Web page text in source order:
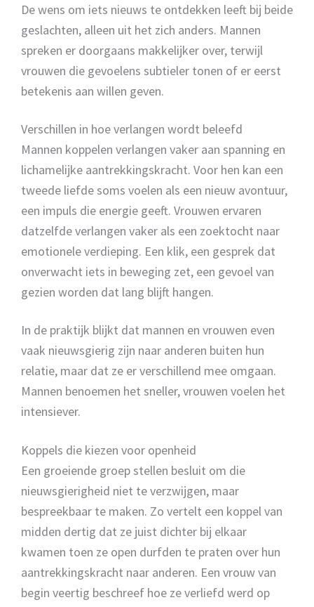
De wens om iets nieuws te ontdekken leeft bij beide
geslachten, alleen uit het zich anders. Mannen
spreken er doorgaans makkelijker over, terwijl
vrouwen die gevoelens subtieler tonen of er eerst
betekenis aan willen geven.
Verschillen in hoe verlangen wordt beleefd
Mannen koppelen verlangen vaker aan spanning en
lichamelijke aantrekkingskracht. Voor hen kan een
tweede liefde soms voelen als een nieuw avontuur,
een impuls die energie geeft. Vrouwen ervaren
datzelfde verlangen vaker als een zoektocht naar
emotionele verdieping. Een klik, een gesprek dat
onverwacht iets in beweging zet, een gevoel van
gezien worden dat lang blijft hangen.
In de praktijk blijkt dat mannen en vrouwen even
vaak nieuwsgierig zijn naar anderen buiten hun
relatie, maar dat ze er verschillend mee omgaan.
Mannen benoemen het sneller, vrouwen voelen het
intensiever.
Koppels die kiezen voor openheid
Een groeiende groep stellen besluit om die
nieuwsgierigheid niet te verzwijgen, maar
bespreekbaar te maken. Zo vertelt een koppel van
midden dertig dat ze juist dichter bij elkaar
kwamen toen ze open durfden te praten over hun
aantrekkingskracht naar anderen. Een vrouw van
begin veertig beschreef hoe ze verliefd werd op